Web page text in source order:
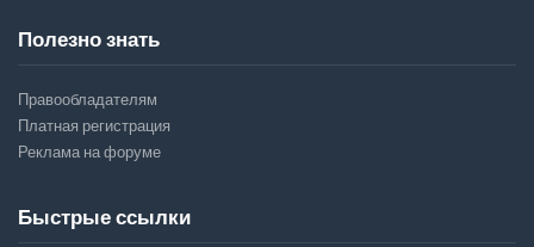
Полезно знать
Правообладателям
Платная регистрация
Реклама на форуме
Быстрые ссылки